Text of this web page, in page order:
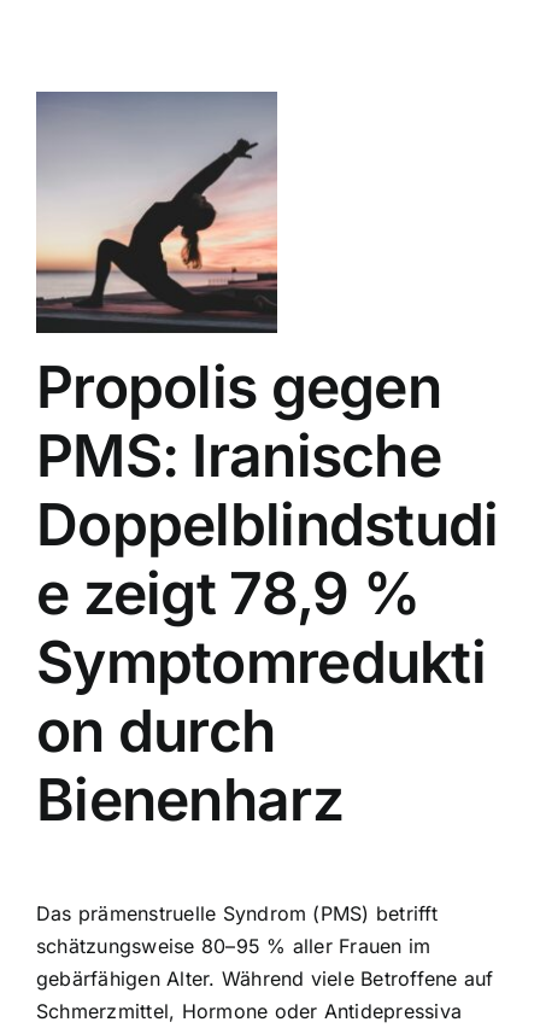
Propolis gegen
PMS: Iranische
Doppelblindstudi
e zeigt 78,9 %
Symptomredukti
on durch
Bienenharz
Das prämenstruelle Syndrom (PMS) betrifft
schätzungsweise 80–95 % aller Frauen im
gebärfähigen Alter. Während viele Betroffene auf
Schmerzmittel, Hormone oder Antidepressiva